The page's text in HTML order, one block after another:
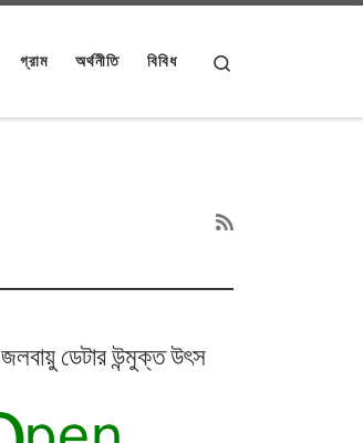
গ্রাম অর্থনীতি বিবিধ
জলবায়ু ডেটার উন্মুক্ত উৎস